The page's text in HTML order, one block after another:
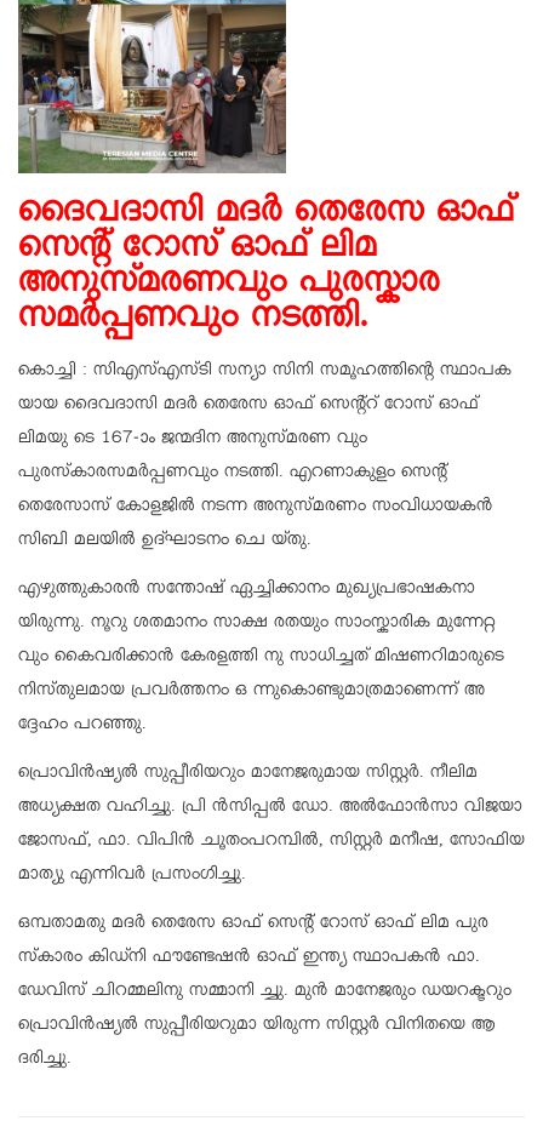
ദൈവദാസി മദർ തെരേസ ഓഫ്
സെന്റ് റോസ് ഓഫ് ലിമ
അനുസ്‌മരണവും പുരസ്കാര
സമർപ്പണവും നടത്തി.
കൊച്ചി : സിഎസ്എസ്‌ടി സന്യാ സിനി സമൂഹത്തിന്റെ സ്ഥാപക
യായ ദൈവദാസി മദർ തെരേസ ഓഫ് സെന്റ്റ് റോസ് ഓഫ്
ലിമയു ടെ 167-ാം ജന്മദിന അനുസ്‌മരണ വും
പുരസ്‌കാരസമർപ്പണവും നടത്തി. എറണാകുളം സെൻ്റ്
തെരേസാസ് കോളജിൽ നടന്ന അനുസ്‌മരണം സംവിധായകൻ
സിബി മലയിൽ ഉദ്ഘാടനം ചെ യ്‌തു.
എഴുത്തുകാരൻ സന്തോഷ് ഏച്ചിക്കാനം മുഖ്യപ്രഭാഷകനാ
യിരുന്നു. നൂറു ശതമാനം സാക്ഷ രതയും സാംസ്കാരിക മുന്നേറ്റ
വും കൈവരിക്കാൻ കേരളത്തി നു സാധിച്ചത് മിഷണറിമാരുടെ
നിസ്‌തുലമായ പ്രവർത്തനം ഒ ന്നുകൊണ്ടുമാത്രമാണെന്ന് അ
ദ്ദേഹം പറഞ്ഞു.
പ്രൊവിൻഷ്യൽ സുപ്പീരിയറും മാനേജരുമായ സിസ്റ്റർ. നീലിമ
അധ്യക്ഷത വഹിച്ചു. പ്രി ൻസിപ്പൽ ഡോ. അൽഫോൻസാ വിജയാ
ജോസഫ്, ഫാ. വിപിൻ ചൂതംപറമ്പിൽ, സിസ്റ്റർ മനീഷ, സോഫിയ
മാത്യു എന്നിവർ പ്രസംഗിച്ചു.
ഒമ്പതാമതു മദർ തെരേസ ഓഫ് സെന്റ് റോസ് ഓഫ് ലിമ പുര
സ്‌കാരം കിഡ്‌നി ഫൗണ്ടേഷൻ ഓഫ് ഇന്ത്യ സ്ഥാപകൻ ഫാ.
ഡേവിസ് ചിറമ്മലിനു സമ്മാനി ച്ചു. മുൻ മാനേജരും ഡയറക്ടറും
പ്രൊവിൻഷ്യൽ സുപ്പീരിയറുമാ യിരുന്ന സിസ്റ്റർ വിനിതയെ ആ
ദരിച്ചു.